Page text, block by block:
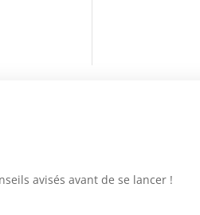
avisés avant de se lancer !